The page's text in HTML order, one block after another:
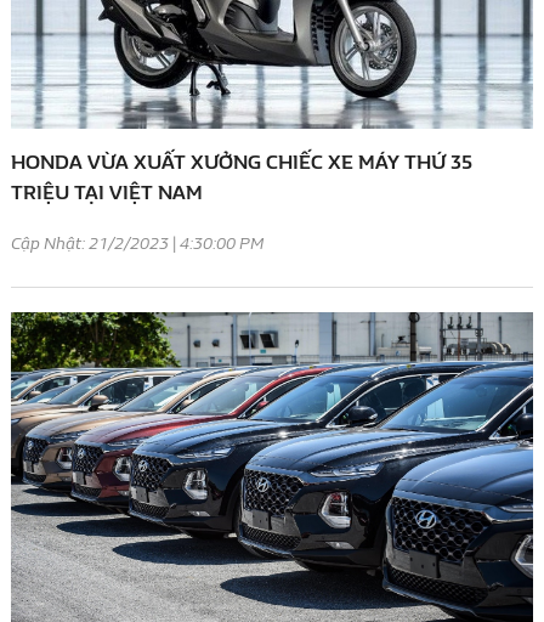
HONDA VỪA XUẤT XƯỞNG CHIẾC XE MÁY THỨ 35
TRIỆU TẠI VIỆT NAM
Cập Nhật: 21/2/2023 | 4:30:00 PM